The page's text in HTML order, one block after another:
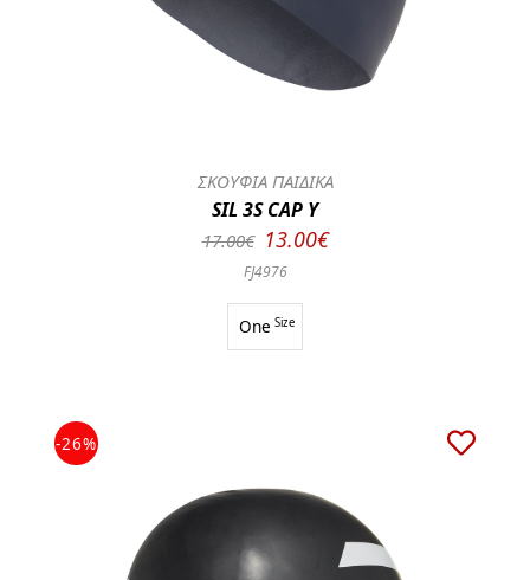
ΣΚΟΥΦΙΑ ΠΑΙΔΙΚΑ
SIL 3S CAP Y
17.00€ 13.00€
FJ4976
One Size
-26%